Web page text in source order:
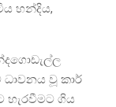
හන්දිය,
ධාවනය වූ කාර්
හැරවීමට ගිය